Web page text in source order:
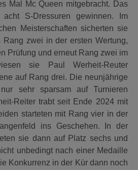
Mal Mc Queen mitgebracht. Das
S-Dressuren gewinnen. Im
Meisterschaften sicherten sie
zwei in der ersten Wertung,
Prüfung und erneut Rang zwei im
sie Paul Werheit-Reuter
auf Rang drei. Die neunjährige
sehr sparsam auf Turnieren
Reiter trabt seit Ende 2024 mit
starteten mit Rang vier in der
ins Geschehen. In der
sie dann auf Platz sechs und
unbedingt nach einer Medaille
Konkurrenz in der Kür dann noch